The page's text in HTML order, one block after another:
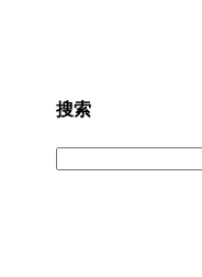
搜索